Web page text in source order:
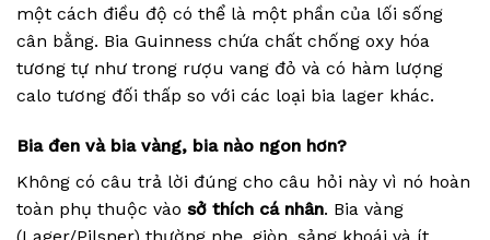
một cách điều độ có thể là một phần của lối sống
cân bằng. Bia Guinness chứa chất chống oxy hóa
tương tự như trong rượu vang đỏ và có hàm lượng
calo tương đối thấp so với các loại bia lager khác.
Bia đen và bia vàng, bia nào ngon hơn?
Không có câu trả lời đúng cho câu hỏi này vì nó hoàn
toàn phụ thuộc vào sở thích cá nhân. Bia vàng